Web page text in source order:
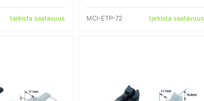
tarkista saatavuus MCI-ETP-72 tarkista saatavuus